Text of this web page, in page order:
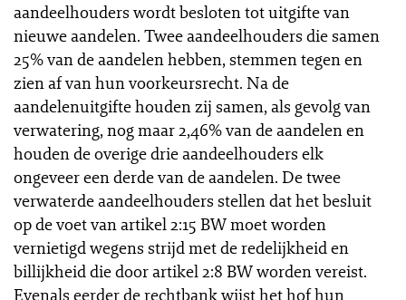
aandeelhouders wordt besloten tot uitgifte van
nieuwe aandelen. Twee aandeelhouders die samen
25% van de aandelen hebben, stemmen tegen en
zien af van hun voorkeursrecht. Na de
aandelenuitgifte houden zij samen, als gevolg van
verwatering, nog maar 2,46% van de aandelen en
houden de overige drie aandeelhouders elk
ongeveer een derde van de aandelen. De twee
verwaterde aandeelhouders stellen dat het besluit
op de voet van artikel 2:15 BW moet worden
vernietigd wegens strijd met de redelijkheid en
billijkheid die door artikel 2:8 BW worden vereist.
Evenals eerder de rechtbank wijst het hof hun